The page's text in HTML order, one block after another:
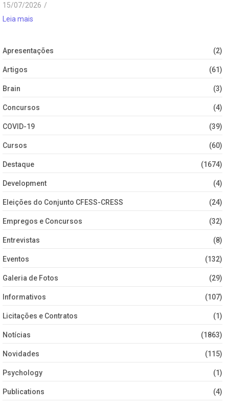
15/07/2026 /
Leia mais
Apresentações (2)
Artigos (61)
Brain (3)
Concursos (4)
COVID-19 (39)
Cursos (60)
Destaque (1674)
Development (4)
Eleições do Conjunto CFESS-CRESS (24)
Empregos e Concursos (32)
Entrevistas (8)
Eventos (132)
Galeria de Fotos (29)
Informativos (107)
Licitações e Contratos (1)
Notícias (1863)
Novidades (115)
Psychology (1)
Publications (4)